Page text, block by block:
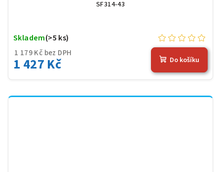
SF314-43
1 179 Kč bez DPH
1 427 Kč
Skladem(>5 ks)
Do košíku